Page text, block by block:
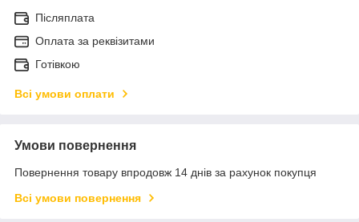
Післяплата
Оплата за реквізитами
Готівкою
Всі умови оплати
Умови повернення
Повернення товару впродовж 14 днів за рахунок покупця
Всі умови повернення